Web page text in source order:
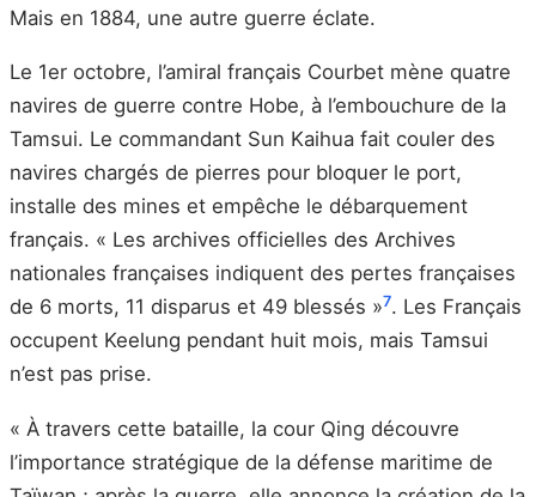
Mais en 1884, une autre guerre éclate.
Le 1er octobre, l’amiral français Courbet mène quatre
navires de guerre contre Hobe, à l’embouchure de la
Tamsui. Le commandant Sun Kaihua fait couler des
navires chargés de pierres pour bloquer le port,
installe des mines et empêche le débarquement
français. « Les archives officielles des Archives
nationales françaises indiquent des pertes françaises
de 6 morts, 11 disparus et 49 blessés »7. Les Français
occupent Keelung pendant huit mois, mais Tamsui
n’est pas prise.
« À travers cette bataille, la cour Qing découvre
l’importance stratégique de la défense maritime de